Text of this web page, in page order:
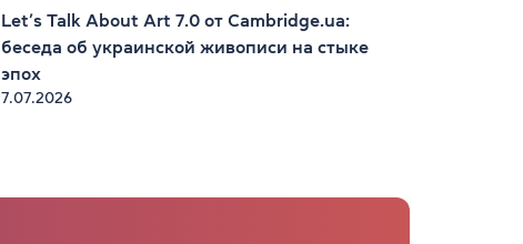
Let’s Talk About Art 7.0 от Cambridge.ua:
беседа об украинской живописи на стыке
эпох
7.07.2026